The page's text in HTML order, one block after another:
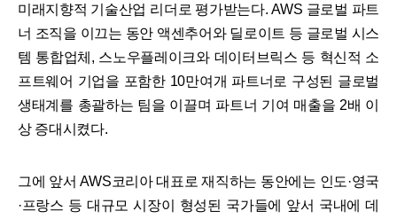
미래지향적 기술산업 리더로 평가받는다. AWS 글로벌 파트
너 조직을 이끄는 동안 액센추어와 딜로이트 등 글로벌 시스
템 통합업체, 스노우플레이크와 데이터브릭스 등 혁신적 소
프트웨어 기업을 포함한 10만여개 파트너로 구성된 글로벌
생태계를 총괄하는 팀을 이끌며 파트너 기여 매출을 2배 이
상 증대시켰다.
그에 앞서 AWS코리아 대표로 재직하는 동안에는 인도·영국
·프랑스 등 대규모 시장이 형성된 국가들에 앞서 국내에 데